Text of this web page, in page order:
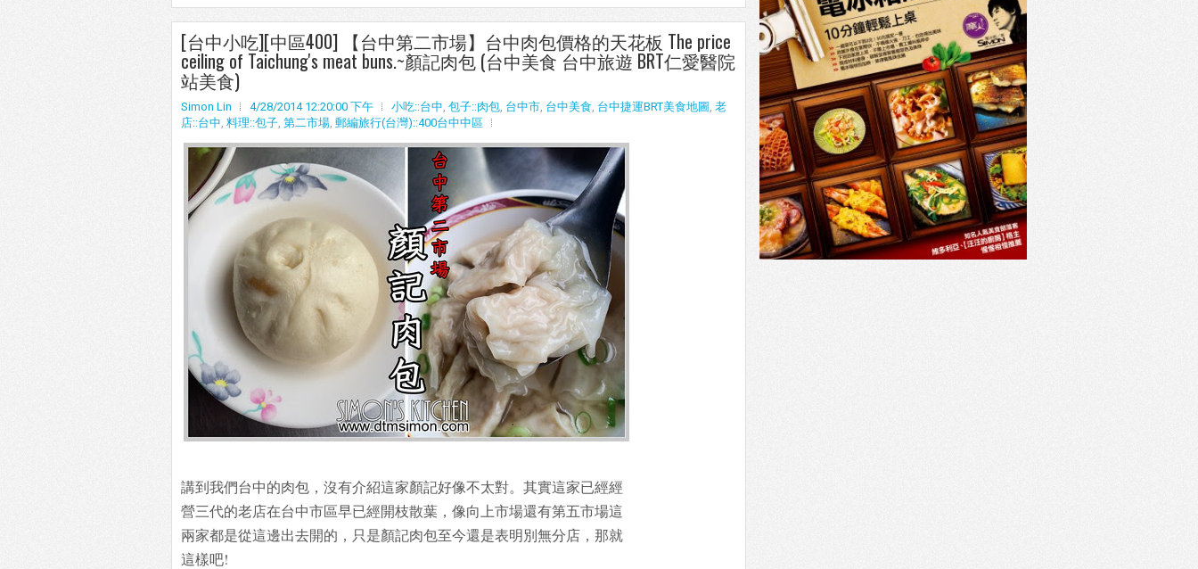
[台中小吃][中區400] 【台中第二市場】台中肉包價格的天花板 The price
ceiling of Taichung's meat buns.~顏記肉包 (台中美食 台中旅遊 BRT仁愛醫院
站美食)
Simon Lin 4/28/2014 12:20:00 下午 小吃::台中, 包子::肉包, 台中市, 台中美食, 台中捷運BRT美食地圖 , 老
店::台中, 料理::包子, 第二市場, 郵編旅行(台灣)::400台中中區
講到我們台中的肉包，沒有介紹這家顏記好像不太對。其實這家已經經
營三代的老店在台中市區早已經開枝散葉，像向上市場還有第五市場這
兩家都是從這邊出去開的，只是顏記肉包至今還是表明別無分店，那就
這樣吧!